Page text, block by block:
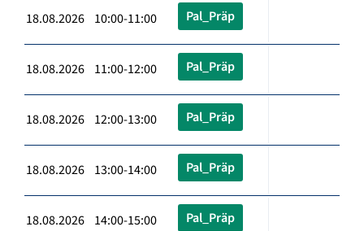
18.08.2026 10:00-11:00 Pal_Präp
18.08.2026 11:00-12:00 Pal_Präp
18.08.2026 12:00-13:00 Pal_Präp
18.08.2026 13:00-14:00 Pal_Präp
18.08.2026 14:00-15:00 Pal_Präp